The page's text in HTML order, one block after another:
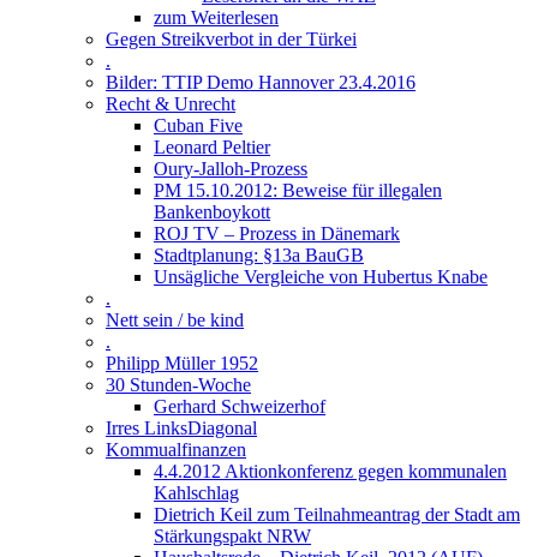
zum Weiterlesen
Gegen Streikverbot in der Türkei
.
Bilder: TTIP Demo Hannover 23.4.2016
Recht & Unrecht
Cuban Five
Leonard Peltier
Oury-Jalloh-Prozess
PM 15.10.2012: Beweise für illegalen
Bankenboykott
ROJ TV – Prozess in Dänemark
Stadtplanung: §13a BauGB
Unsägliche Vergleiche von Hubertus Knabe
.
Nett sein / be kind
.
Philipp Müller 1952
30 Stunden-Woche
Gerhard Schweizerhof
Irres LinksDiagonal
Kommualfinanzen
4.4.2012 Aktionkonferenz gegen kommunalen
Kahlschlag
Dietrich Keil zum Teilnahmeantrag der Stadt am
Stärkungspakt NRW